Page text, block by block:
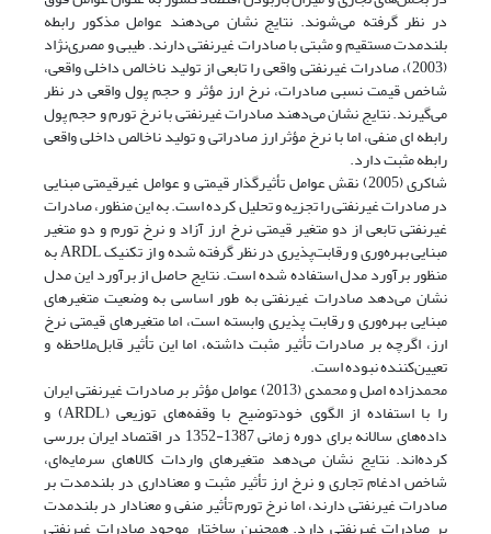
در نظر گرفته می‌شوند. نتایج نشان می‌دهند عوامل مذکور رابطه
بلندمدت مستقیم و مثبتی با صادرات غیر‌نفتی دارند. طیبی و مصری‌نژاد
(2003)، صادرات غیرنفتی واقعی را تابعی از تولید ناخالص داخلی واقعی،
شاخص قیمت نسبی صادرات، نرخ ارز مؤثر و حجم پول واقعی در نظر
می‌گیرند. نتایج نشان می‌دهند صادرات غیر‌نفتی با نرخ تورم و حجم پول
رابطه ای منفی، اما با نرخ مؤثر ارز صادراتی و تولید ناخالص داخلی واقعی
رابطه مثبت دارد.
شاکری (2005) نقش عوامل تأثیرگذار قیمتی و عوامل غیر‌قیمتی مبنایی
در صادرات غیرنفتی را تجزیه و تحلیل کرده است. به این منظور، صادرات
غیرنفتی تابعی از دو متغیر قیمتی نرخ ارز آزاد و نرخ تورم و دو متغیر
مبنایی بهره‌وری و رقابت‌پذیری در نظر گرفته شده و از تکنیک ARDL به
منظور برآورد مدل استفاده شده است. نتایج حاصل از برآورد این مدل
نشان می‌دهد صادرات غیر‌نفتی به طور اساسی به وضعیت متغیرهای
مبنایی بهره‌وری و رقابت پذیری وابسته است، اما متغیرهای قیمتی نرخ
ارز، اگرچه بر صادرات تأثیر مثبت داشته، اما این تأثیر قابل‌ملاحظه و
تعیین‌کننده نبوده است.
محمد‌زاده اصل و محمدی (2013) عوامل مؤثر بر صادرات غیرنفتی ایران
را با استفاده از الگوی خود‌توضیح با وقفه‌های توزیعی (ARDL) و
داده‌های سالانه برای دوره‌ زمانی 1387-1352 در اقتصاد ایران بررسی
کرده‌اند. نتایج نشان می‌دهد متغیر‌های واردات کالاهای سرمایه‌ای،‌
شاخص ادغام تجاری و نرخ ارز تأثیر مثبت و معناداری در بلندمدت بر
صادرات غیرنفتی دارند، اما نرخ تورم تأثیر منفی و معنادار در بلندمدت